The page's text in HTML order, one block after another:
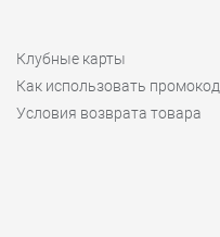
Клубные карты
Как использовать промокод
Условия возврата товара